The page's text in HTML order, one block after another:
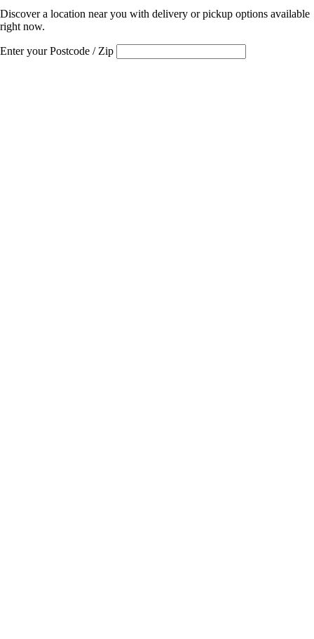
Discover a location near you with delivery or pickup options available
right now.
Enter your Postcode / Zip